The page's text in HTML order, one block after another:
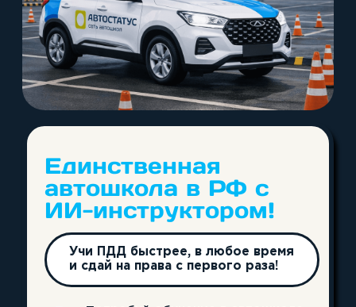
НА НАС В СОЦИАЛЬНЫХ СЕТЯХ!
8 (3842) 32-67-01
avtostatuskem@yandex.ru
категория А
вы соглашаетесь с условиямиполитики
конфиденциальности
*подробности акции